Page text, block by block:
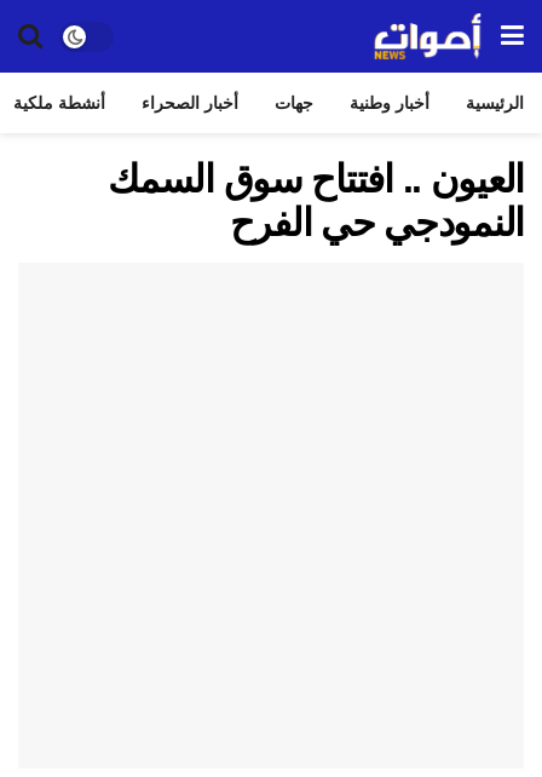
الرئيسية أخبار وطنية جهات أخبار الصحراء أنشطة ملكية
العيون .. افتتاح سوق السمك
النمودجي حي الفرح